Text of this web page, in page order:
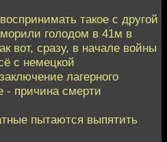
такое с другой
голодом в 41м в
вот, сразу, в начале войны
с немецкой
лагерного
- причина смерти
пытаются выпятить